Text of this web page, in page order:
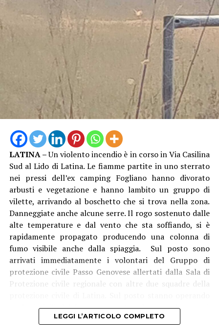
I successivi e approfonditi controlli nelle pertinenze
esterne dell’immobile hanno permesso di scoprire,
abilmente occultata tra la fitta vegetazione, una vera e
propria raffineria di cocaina. Al suo interno i Carabinieri
hanno individuato un laboratorio per il taglio e il
confezionamento della droga, allestito con bilance,
setacci, forni a microonde, macchine per il sottovuoto e
presse utilizzate per la creazione dei singoli pacchi di
Nel laboratorio sono stati inoltre rinvenuti e messi in
sicurezza: due secchi in plastica contenenti
rispettivamente 4,8 kg e 4 kg di cocaina in fase di
raffinazione, un ingente quantitativo di sostanze da
taglio, 27 sacchi di pellet da 15 kg ciascuno,
verosimilmente intrisi di stupefacente e oggetto di
lavorazione, diversi recipienti contenenti solventi e
setacci utilizzati per l’estrazione chimica della sostanza
dal pellet, oltre ai residui delle lavorazioni già
effettuate.
Mentre il denaro, i beni e la droga già confezionata sono
stati immediatamente sequestrati. L’intera area della
tecnici da parte di personale specializzato dei
Carabinieri del R.I.S. di Roma, per determinare l’esatta
LATINA –Un violento incendio è in corso in Via Casilina
Sud al Lido di Latina. Le fiamme partite in uno sterrato
nei pressi dell’ex camping Fogliano hanno divorato
arbusti e vegetazione e hanno lambito un gruppo di
vilette, arrivando al boschetto che si trova nella zona.
Danneggiate anche alcune serre. Il rogo sostenuto dalle
alte temperature e dal vento che sta soffiando, si è
rapidamente propagato producendo una colonna di
fumo visibile anche dalla spiaggia. Sul posto sono
arrivati immediatamente i volontari del Gruppo di
protezione civile Passo Genovese allertati dalla Sala di
Protezione civile regionale con altre due squadre della
anche i vigili del fuoco con un’autobotte e da poco è
arrivato l’elicottero antincendio del corpo che sta
LEGGI L’ARTICOLO COMPLETO